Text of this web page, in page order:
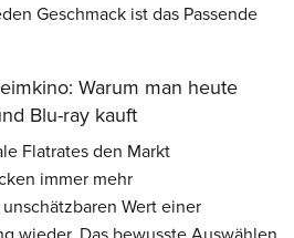
Geschmack ist das Passende
Warum man heute
Blu-ray kauft
Flatrates den Markt
immer mehr
Wert einer